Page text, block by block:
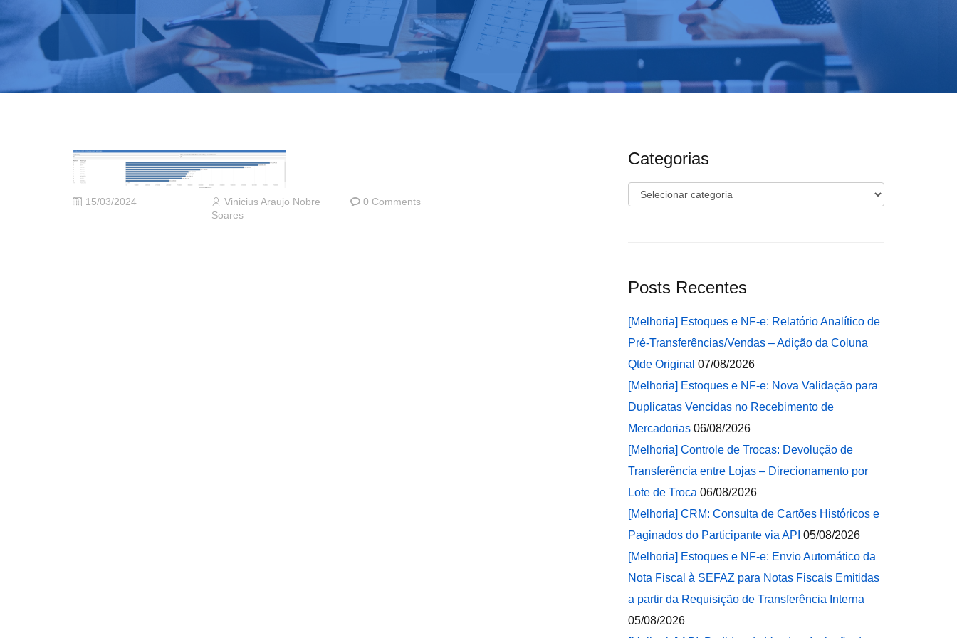
15/03/2024
Vinicius Araujo Nobre
Soares
0 Comments
Categorias
Categorias
Posts Recentes
[Melhoria] Estoques e NF-e: Relatório Analítico de
Pré-Transferências/Vendas – Adição da Coluna
Qtde Original 07/08/2026
[Melhoria] Estoques e NF-e: Nova Validação para
Duplicatas Vencidas no Recebimento de
Mercadorias 06/08/2026
[Melhoria] Controle de Trocas: Devolução de
Transferência entre Lojas – Direcionamento por
Lote de Troca 06/08/2026
[Melhoria] CRM: Consulta de Cartões Históricos e
Paginados do Participante via API 05/08/2026
[Melhoria] Estoques e NF-e: Envio Automático da
Nota Fiscal à SEFAZ para Notas Fiscais Emitidas
a partir da Requisição de Transferência Interna
05/08/2026